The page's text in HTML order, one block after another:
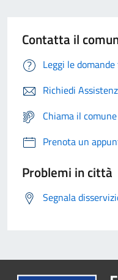
Contatta il
Leggi le
Richiedi
Chiama il
Prenota un
Problemi in città
Segnala